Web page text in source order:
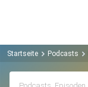
Startseite Podcasts